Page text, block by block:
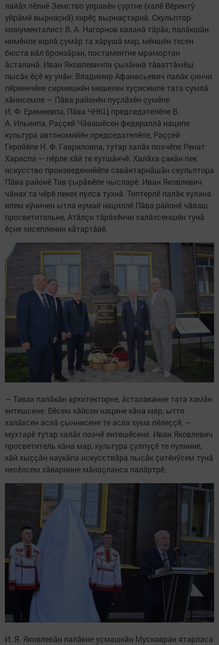
лайăх пӗлнӗ Земство управӗн çуртне (халӗ Вӗрентӳ
уйрăмӗ вырнаçнă) хирӗç вырнаçтарнă. Скульптор-
монументалист В. А. Нагорнов каланă тăрăх, палăкшăн
нимӗнле юрлă çумăр та хăрушă мар, мӗншӗн тесен
бюста вăл бронзăран, постаментне мрамортан
ăсталанă. Иван Яковлевичпа çыхăннă тăваттăмӗш
пысăк ӗçӗ ку унăн. Владимир Афанасьевич палăк çинчи
пӗркенчӗке сирмешкӗн мешехен хуçисемпе тата сумлă
хăнисемпе — Пăва районӗн пуçлăхӗн çумӗпе
И. Ф. Еремеевпа, Пăва ЧНКЦ председателӗпе В.
А. Ильинпа, Раççей Чăвашӗсен федераллă наципе
культура автономийӗн председателӗпе, Раççей
Геройӗпе Н. Ф. Гавриловпа, тутар халăх поэчӗпе Ренат
Хариспа — пӗрле хăй те хутшăнчӗ. Халăха çакăн пек
искусство произведенийӗпе савăнтарнăшăн скульптора
Пăва районӗ Тав çырăвӗпе чысларӗ. Иван Яковлевич
чăнах та чӗрӗ пекех пулса тухнă. Типтерлӗ палăк хулана
илем кӳничен ытла нумай нациллӗ Пăва районӗ чăваш
просветительне, Атăлçи тăрăхӗнчи халăхсемшӗн тунă
ӗçне хисепленин кăтартăвӗ.
— Тавах палăкăн архитекторне, ăсталаканне тата хамăн
ентешсене. Вӗсем хăйсен нацине кăна мар, ытти
халăхсен аслă çыннисене те асла хума пӗлеççӗ, —
мухтарӗ тутар халăх поэчӗ ентешӗсене. Иван Яковлевич
просветитель кăна мар, культура çулпуçӗ те пулнине,
хăй хыççăн наукăпа искусствăра пысăк çитӗнӳсем тунă
несӗлсем хăварнине мăнаçланса палăртрӗ.
И. Я. Яковлевăн палăкне уçмашкăн Мускавран ятарласа